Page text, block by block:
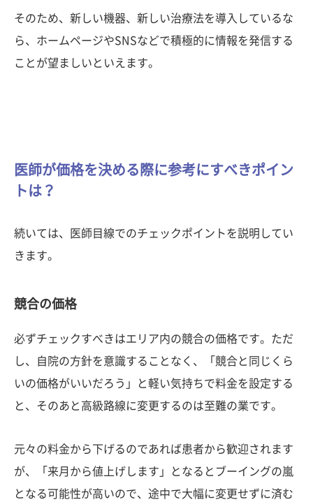
そのため、新しい機器、新しい治療法を導入しているな
ら、ホームページやSNSなどで積極的に情報を発信する
ことが望ましいといえます。
医師が価格を決める際に参考にすべきポイン
トは？
続いては、医師目線でのチェックポイントを説明してい
きます。
競合の価格
必ずチェックすべきはエリア内の競合の価格です。ただ
し、自院の方針を意識することなく、「競合と同じくら
いの価格がいいだろう」と軽い気持ちで料金を設定する
と、そのあと高級路線に変更するのは至難の業です。
元々の料金から下げるのであれば患者から歓迎されます
が、「来月から値上げします」となるとブーイングの嵐
となる可能性が高いので、途中で大幅に変更せずに済む